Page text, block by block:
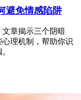
避免情感陷阱
章揭示三个阴暗
理机制，帮助你识